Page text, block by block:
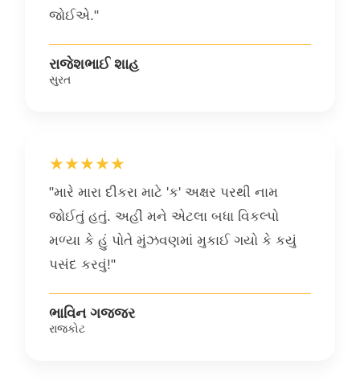
જોઈએ."
રાજેશભાઈ શાહ
સુરત
★★★★★
"મારે મારા દીકરા માટે 'ક' અક્ષર પરથી નામ
જોઈતું હતું. અહીં મને એટલા બધા વિકલ્પો
મળ્યા કે હું પોતે મુંઝવણમાં મુકાઈ ગયો કે કયું
પસંદ કરવું!"
ભાવિન ગજ્જર
રાજકોટ